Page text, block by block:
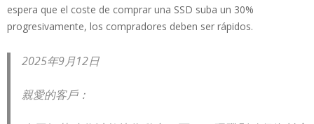
espera que el coste de comprar una SSD suba un 30%
progresivamente, los compradores deben ser rápidos.
2025年9月12日
親愛的客戶：